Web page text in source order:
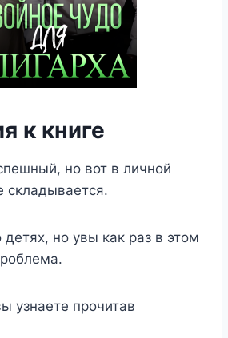
к книге
но вот в личной
складывается.
но увы как раз в этом
узнаете прочитав